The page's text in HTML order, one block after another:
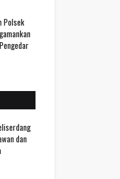
Polsek
dan